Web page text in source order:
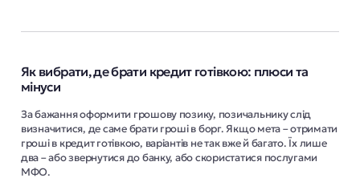
Як вибрати, де брати кредит готівкою: плюси та
мінуси
За бажання оформити грошову позику, позичальнику слід
визначитися, де саме брати гроші в борг. Якщо мета – отримати
гроші в кредит готівкою, варіантів не так вже й багато. Їх лише
два – або звернутися до банку, або скористатися послугами
МФО.